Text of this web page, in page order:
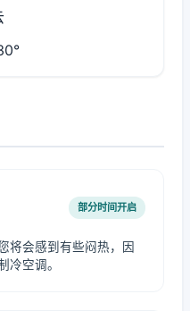
部分时间开启
将会感到有些闷热，因
冷空调。